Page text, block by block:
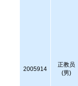
2005914
正教员
(男)